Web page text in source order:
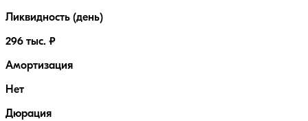
Ликвидность (день)
296 тыс. ₽
Амортизация
Нет
Дюрация